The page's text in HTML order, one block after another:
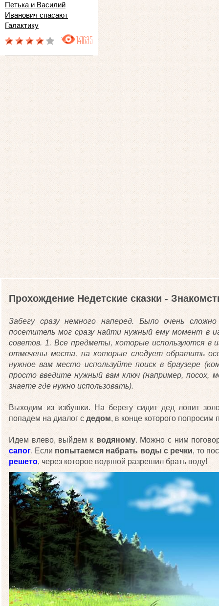
Петька и Василий
Иванович спасают
Галактику
141635
Прохождение Недетские сказки -
Забегу сразу немного наперед. Было очень
посетитель мог сразу найти нужный ему момент в
советов. 1. Все предметы, которые используются в
отмечены места, на которые следует обратить
нужное вам место используйте поиск в браузере
просто введите нужный вам ключ (например, посох,
знаете где нужно использовать).
Выходим из избушки. На берегу сидит дед ловит
попадем на диалог с дедом, в конце которого попросим
Идем влево, выйдем к водяному. Можно с ним
сапог. Если попытаемся набрать воды с речки, то
решето, через которое водяной разрешил брать воду!